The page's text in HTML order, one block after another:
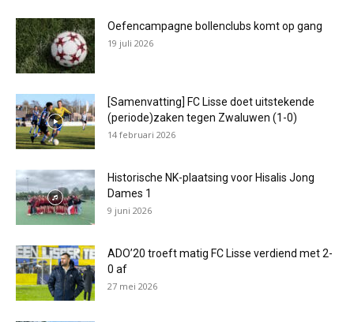
Oefencampagne bollenclubs komt op gang
19 juli 2026
[Samenvatting] FC Lisse doet uitstekende
(periode)zaken tegen Zwaluwen (1-0)
14 februari 2026
Historische NK-plaatsing voor Hisalis Jong
Dames 1
9 juni 2026
ADO’20 troeft matig FC Lisse verdiend met 2-
0 af
27 mei 2026